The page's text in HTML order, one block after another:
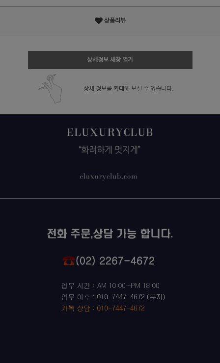
상품리뷰
상세정보 새창 열기
상세 정보를 확대해 보실 수 있습니다.